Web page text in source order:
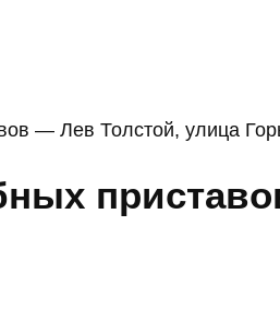
— Лев Толстой, улица